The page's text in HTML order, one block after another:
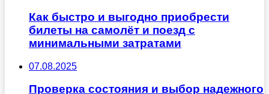
Как быстро и выгодно приобрести
билеты на самолёт и поезд с
минимальными затратами
07.08.2025
Проверка состояния и выбор надежного